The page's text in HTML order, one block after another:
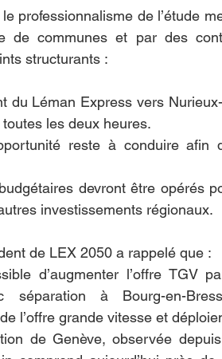
professionnalisme de l’étude
de communes et par des
structurants :
du Léman Express vers
toutes les deux heures.
reste à conduire afin
devront être opérés
investissements régionaux.
de LEX 2050 a rappelé que :
d’augmenter l’offre TGV
séparation à Bourg-en-
l’offre grande vitesse et
de Genève, observée